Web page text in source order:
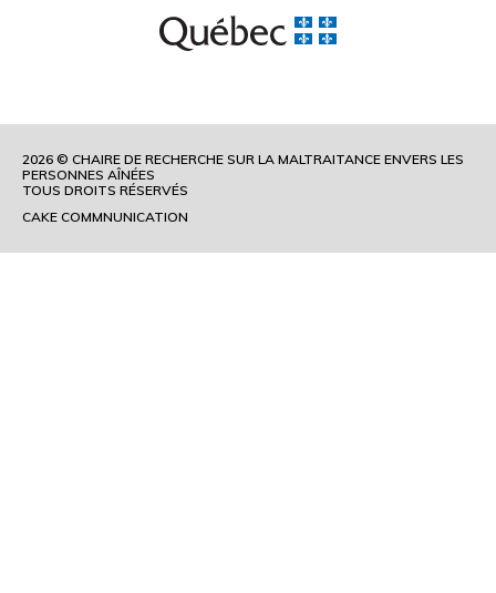
2026 © CHAIRE DE RECHERCHE SUR LA MALTRAITANCE ENVERS LES
PERSONNES AÎNÉES
TOUS DROITS RÉSERVÉS
CAKE COMMNUNICATION